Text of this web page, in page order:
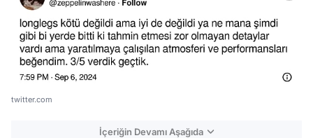
twitter.com
İçeriğin Devamı Aşağıda